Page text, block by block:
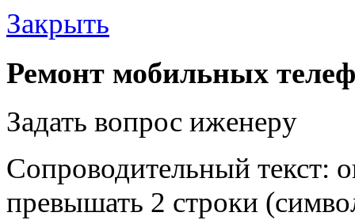
Закрыть
Ремонт мобильных
Задать вопрос иженеру
Сопроводительный текст:
превышать 2 строки